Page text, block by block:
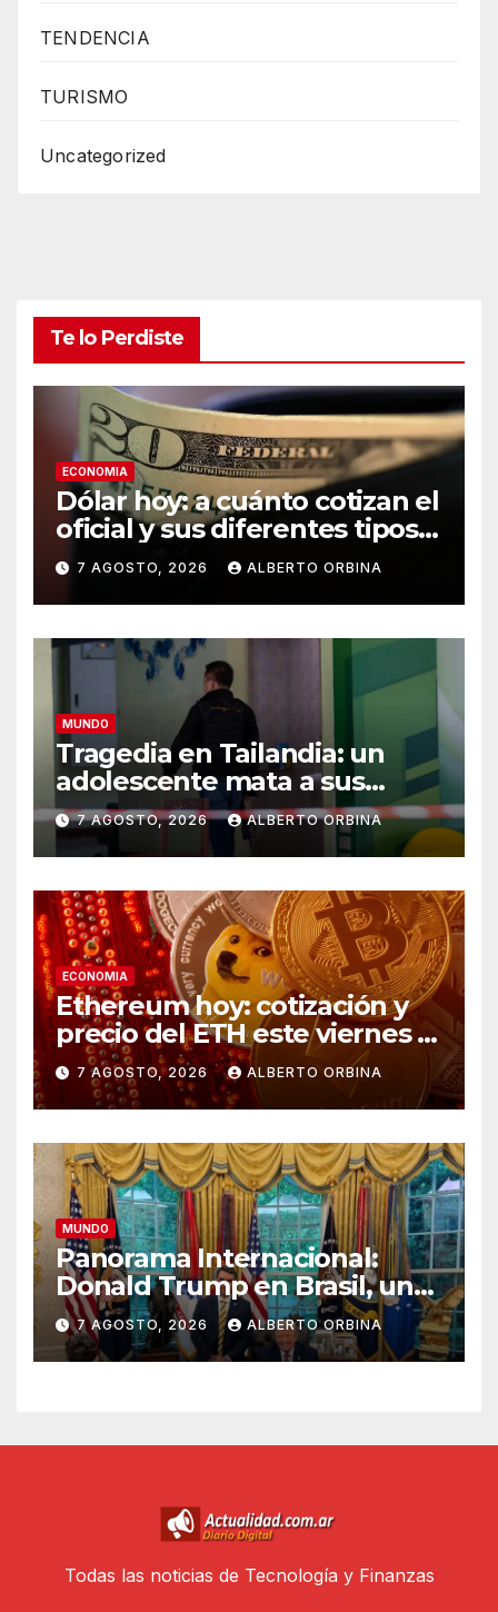
TENDENCIA
TURISMO
Uncategorized
Te lo Perdiste
ECONOMIA
Dólar hoy: a cuánto cotizan el
oficial y sus diferentes tipos
de cambio este viernes 07 de
agosto
7 AGOSTO, 2026 ALBERTO ORBINA
MUNDO
Tragedia en Tailandia: un
adolescente mata a sus
abuelos y a cinco personas
en un colegio
7 AGOSTO, 2026 ALBERTO ORBINA
ECONOMIA
Ethereum hoy: cotización y
precio del ETH este viernes 7
de agosto de 2026
7 AGOSTO, 2026 ALBERTO ORBINA
MUNDO
Panorama Internacional:
Donald Trump en Brasil, un
jefe de campaña en
problemas
7 AGOSTO, 2026 ALBERTO ORBINA
Todas las noticias de Tecnología y Finanzas